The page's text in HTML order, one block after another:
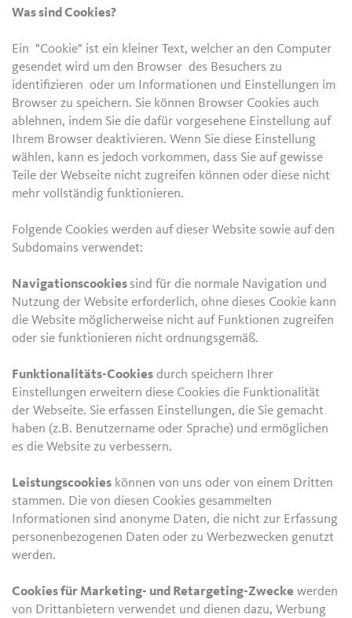
Was sind Cookies?
Ein "Cookie" ist ein kleiner Text, welcher an den Computer
gesendet wird um den Browser des Besuchers zu
identifizieren oder um Informationen und Einstellungen im
Browser zu speichern. Sie können Browser Cookies auch
ablehnen, indem Sie die dafür vorgesehene Einstellung auf
Ihrem Browser deaktivieren. Wenn Sie diese Einstellung
wählen, kann es jedoch vorkommen, dass Sie auf gewisse
Teile der Webseite nicht zugreifen können oder diese nicht
mehr vollständig funktionieren.
Folgende Cookies werden auf dieser Website sowie auf den
Subdomains verwendet:
Navigationscookies sind für die normale Navigation und
Nutzung der Website erforderlich, ohne dieses Cookie kann
die Website möglicherweise nicht auf Funktionen zugreifen
oder sie funktionieren nicht ordnungsgemäß.
Funktionalitäts-Cookies durch speichern Ihrer
Einstellungen erweitern diese Cookies die Funktionalität
der Webseite. Sie erfassen Einstellungen, die Sie gemacht
haben (z.B. Benutzername oder Sprache) und ermöglichen
es die Website zu verbessern.
Leistungscookies können von uns oder von einem Dritten
stammen. Die von diesen Cookies gesammelten
Informationen sind anonyme Daten, die nicht zur Erfassung
personenbezogenen Daten oder zu Werbezwecken genutzt
werden.
Cookies für Marketing- und Retargeting-Zwecke werden
von Drittanbietern verwendet und dienen dazu, Werbung